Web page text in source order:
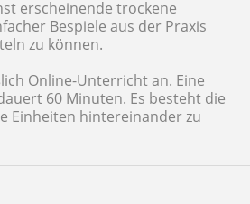
erscheinende trockene
Bespiele aus der Praxis
zu können.
Online-Unterricht an. Eine
60 Minuten. Es besteht die
Einheiten hintereinander zu